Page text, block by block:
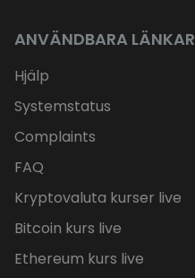
ANVÄNDBARA LÄNKAR
Hjälp
Systemstatus
Complaints
FAQ
Kryptovaluta kurser live
Bitcoin kurs live
Ethereum kurs live